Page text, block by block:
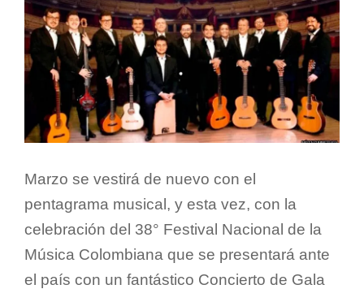
Marzo se vestirá de nuevo con el
pentagrama musical, y esta vez, con la
celebración del 38° Festival Nacional de la
Música Colombiana que se presentará ante
el país con un fantástico Concierto de Gala